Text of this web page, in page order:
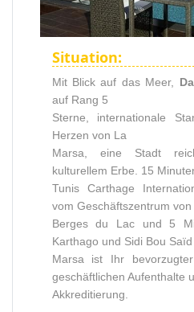
Situation:
Mit Blick auf das Meer,
auf Rang 5
Sterne, internationale
Herzen von La
Marsa, eine Stadt
kulturellem Erbe. 15
Tunis Carthage
vom Geschäftszentrum von
Berges du Lac und 5
Karthago und Sidi Bou
Marsa ist Ihr
geschäftlichen Aufenthalte
Akkreditierung.